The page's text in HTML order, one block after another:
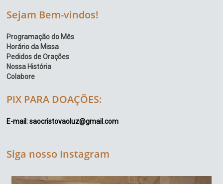
Sejam Bem-vindos!
Programação do Mês
Horário da Missa
Pedidos de Orações
Nossa História
Colabore
PIX PARA DOAÇÕES:
E-mail: saocristovaoluz@gmail.com
Siga nosso Instagram